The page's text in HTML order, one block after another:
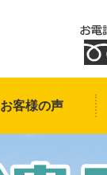
お客様の声